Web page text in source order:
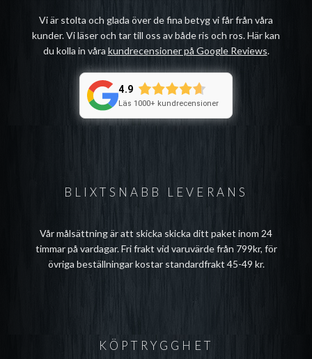
BLIXTSNABB LEVERANS
Vår målsättning är att skicka skicka ditt paket inom 24
timmar på vardagar. Fri frakt vid varuvärde från 799kr, för
övriga beställningar kostar standardfrakt 45-49 kr.
Vi är stolta och glada över de fina betyg vi får från våra
kunder. Vi läser och tar till oss av både ris och ros. Här kan
du kolla in våra kundrecensioner på Google Reviews.
4.9
Läs 1000+ kundrecensioner
KÖPTRYGGHET